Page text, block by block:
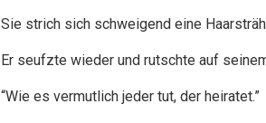
Sie strich sich schweigend eine
Er seufzte wieder und rutschte auf
“Wie es vermutlich jeder tut, der heiratet.”